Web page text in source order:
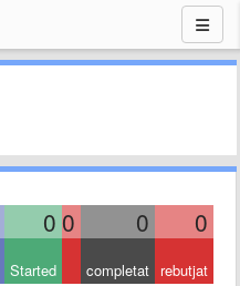
0 0 0 0
Started completat rebutjat